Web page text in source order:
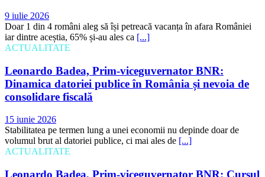
9 iulie 2026
Doar 1 din 4 români aleg să își petreacă vacanța în afara României
iar dintre aceștia, 65% și-au ales ca [...]
ACTUALITATE
Leonardo Badea, Prim-viceguvernator BNR:
Dinamica datoriei publice în România și nevoia de
consolidare fiscală
15 iunie 2026
Stabilitatea pe termen lung a unei economii nu depinde doar de
volumul brut al datoriei publice, ci mai ales de [...]
ACTUALITATE
Leonardo Badea, Prim-viceguvernator BNR: Cursul